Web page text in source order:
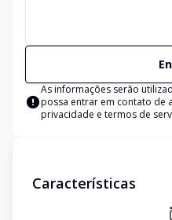
As informações serão
possa entrar em contato de
privacidade e termos de
Características